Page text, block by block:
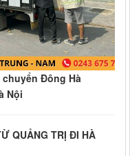
Đông Hà
Nội
QUẢNG TRỊ ĐI HÀ